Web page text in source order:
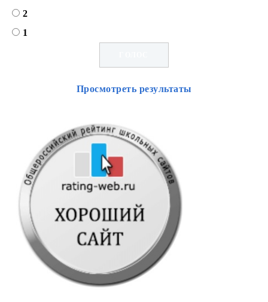
2
1
Просмотреть результаты